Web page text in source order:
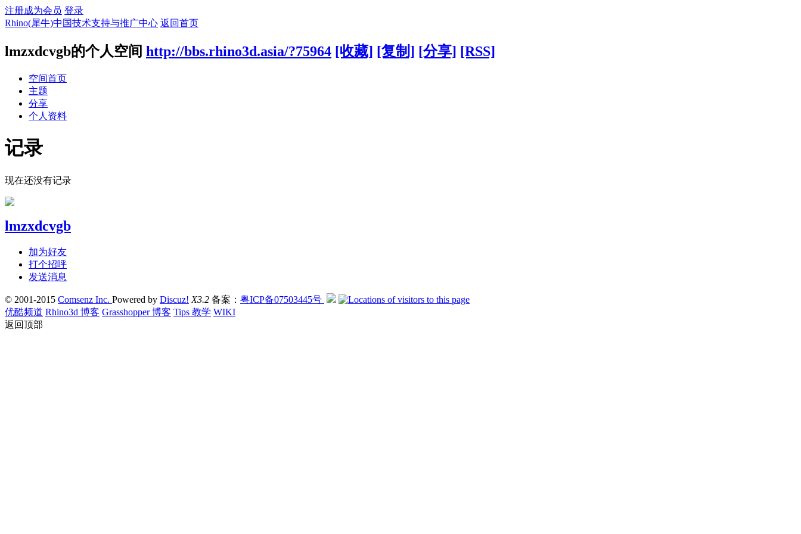
注册成为会员 登录
Rhino(犀牛)中国技术支持与推广中心 返回首页
lmzxdcvgb的个人空间 http://bbs.rhino3d.asia/?75964 [收藏] [复制] [分享] [RSS]
空间首页
主题
分享
个人资料
记录
现在还没有记录
lmzxdcvgb
加为好友
打个招呼
发送消息
© 2001-2015 Comsenz Inc. Powered by Discuz! X3.2 备案： 粤ICP备07503445号
优酷频道 Rhino3d 博客 Grasshopper 博客 Tips 教学 WIKI
返回顶部